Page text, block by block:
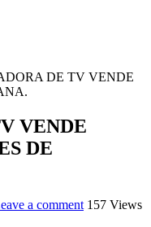
DE TV VENDE
VENDE
DE
a comment 157 Views